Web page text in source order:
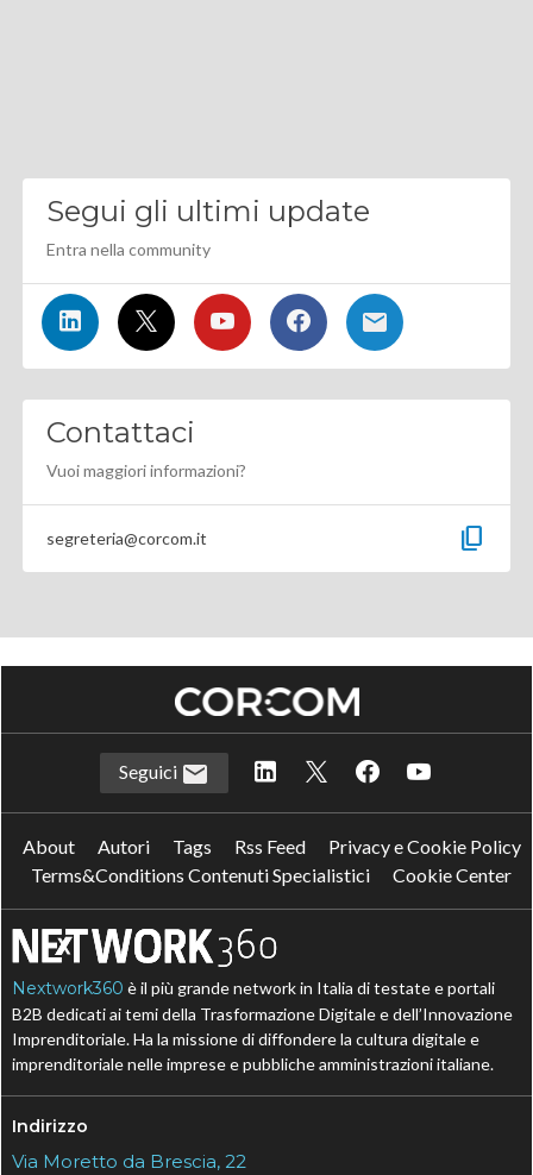
Segui gli ultimi update
Entra nella community
Contattaci
Vuoi maggiori informazioni?
segreteria@corcom.it content_copy
Seguici
About Autori Tags Rss Feed
Privacy e Cookie Policy
Terms&Conditions Contenuti Specialistici
Cookie Center
Nextwork360 è il più grande network in Italia di testate e portali
B2B dedicati ai temi della Trasformazione Digitale e dell’Innovazione
Imprenditoriale. Ha la missione di diffondere la cultura digitale e
imprenditoriale nelle imprese e pubbliche amministrazioni italiane.
Indirizzo
Via Moretto da Brescia, 22